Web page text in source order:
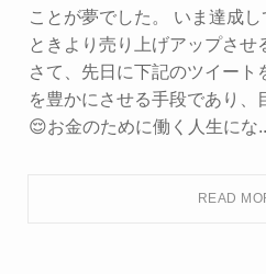
ことが夢でした。 いま達成
ときより売り上げアップさせ
さて、先日に下記のツイート
を豊かにさせる手段であり、
😌お金のために働く人生にな...